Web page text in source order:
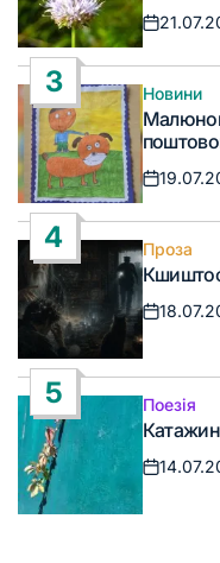
Дата
3
у
Новини
Дата
4
у
Проза
Дата
запису
5
у
Поезія
Дата